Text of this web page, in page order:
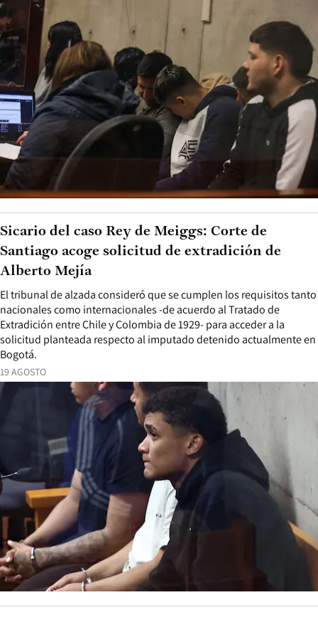
19 AGOSTO
El tribunal de alzada consideró que se cumplen los requisitos tanto
nacionales como internacionales -de acuerdo al Tratado de
Extradición entre Chile y Colombia de 1929- para acceder a la
solicitud planteada respecto al imputado detenido actualmente en
Bogotá.
Sicario del caso Rey de Meiggs: Corte de
Santiago acoge solicitud de extradición de
Alberto Mejía